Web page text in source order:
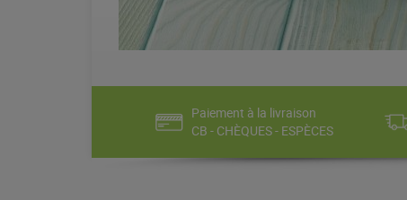
Paiement à la livraison
CB - CHÈQUES - ESPÈCES